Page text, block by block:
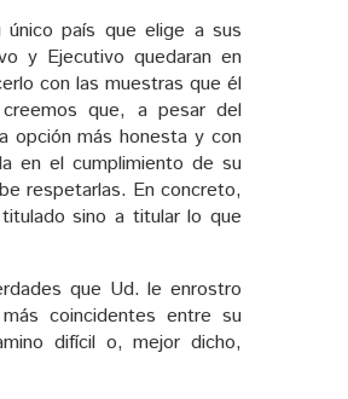
país que elige a sus
y Ejecutivo quedaran en
con las muestras que él
que, a pesar del
opción más honesta y con
en el cumplimiento de su
respetarlas. En concreto,
sino a titular lo que
que Ud. le enrostro
coincidentes entre su
difícil o, mejor dicho,